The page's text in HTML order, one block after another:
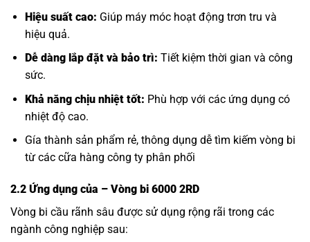
Hiệu suất cao: Giúp máy móc hoạt động trơn tru và
hiệu quả.
Dễ dàng lắp đặt và bảo trì: Tiết kiệm thời gian và công
sức.
Khả năng chịu nhiệt tốt: Phù hợp với các ứng dụng có
nhiệt độ cao.
Gía thành sản phẩm rẻ, thông dụng dễ tìm kiếm vòng bi
từ các cữa hàng công ty phân phối
2.2 Ứng dụng của – Vòng bi 6000 2RD
Vòng bi cầu rãnh sâu được sử dụng rộng rãi trong các
ngành công nghiệp sau: